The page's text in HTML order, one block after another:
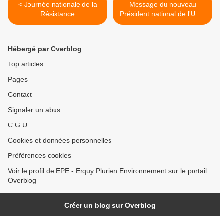
< Journée nationale de la
Résistance
Message du nouveau
Président national de l'UNC
>
Hébergé par Overblog
Top articles
Pages
Contact
Signaler un abus
C.G.U.
Cookies et données personnelles
Préférences cookies
Voir le profil de EPE - Erquy Plurien Environnement sur le portail
Overblog
Créer un blog sur Overblog